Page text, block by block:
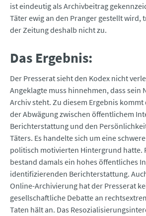
ist eindeutig als Archivbeitrag
Täter ewig an den Pranger gestellt wird,
der Zeitung deshalb nicht zu.
Das Ergebnis:
Der Presserat sieht den Kodex nicht
Angeklagte muss hinnehmen, dass sein
Archiv steht. Zu diesem Ergebnis kommt
der Abwägung zwischen öffentlichem
Berichterstattung und den
Täters. Es handelte sich um eine
politisch motivierten Hintergrund hatte.
bestand damals ein hohes öffentliches
identifizierenden Berichterstattung.
Online-Archivierung hat der Presserat
gesellschaftliche Debatte an
Taten hält an. Das